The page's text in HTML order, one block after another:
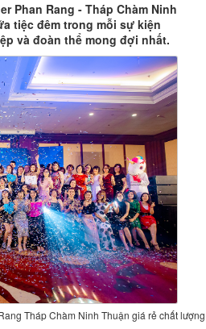
Phan Rang - Tháp Chàm Ninh
tiệc đêm trong mỗi sự kiện
và đoàn thể mong đợi nhất.
Tháp Chàm Ninh Thuận giá rẻ chất lượng